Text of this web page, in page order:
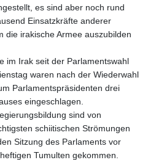
es sind aber noch rund
Einsatzkräfte anderer
die irakische Armee auszubilden
im Irak seit der Parlamentswahl
waren nach der Wiederwahl
Parlamentspräsidenten drei
eingeschlagen.
sind von
schiitischen Strömungen
Sitzung des Parlaments vor
Tumulten gekommen.